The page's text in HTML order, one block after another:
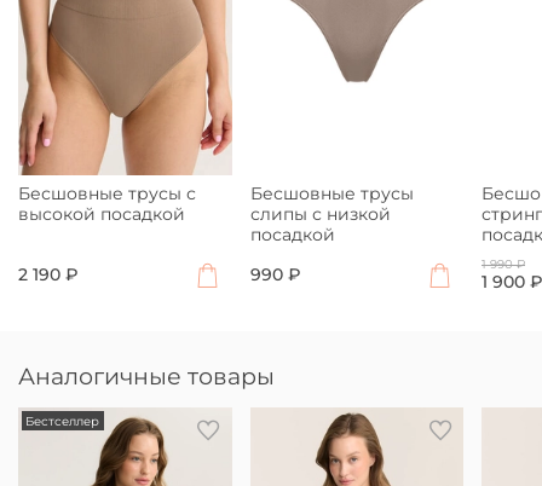
Бесшовные трусы с
высокой посадкой
2 190 ₽
Бесшовные трусы
слипы с низкой
посадкой
990 ₽
1 990 ₽
1 900 ₽
Аналогичные товары
Бестселлер